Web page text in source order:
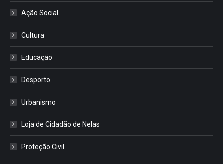
Ação Social
Cultura
Educação
Desporto
Urbanismo
Loja de Cidadão de Nelas
Proteção Civil